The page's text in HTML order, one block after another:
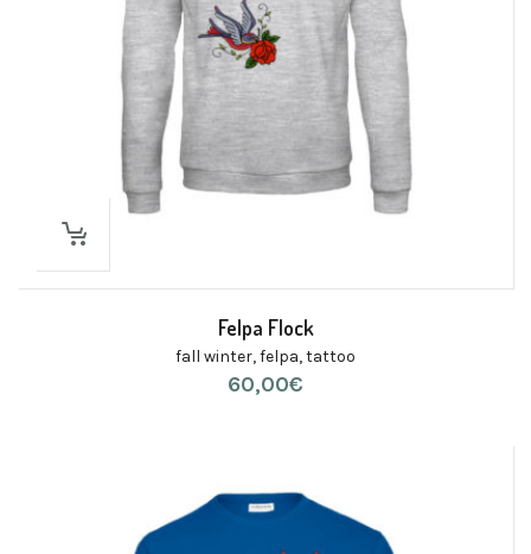
Felpa Flock
fall winter,felpa,tattoo
60,00€